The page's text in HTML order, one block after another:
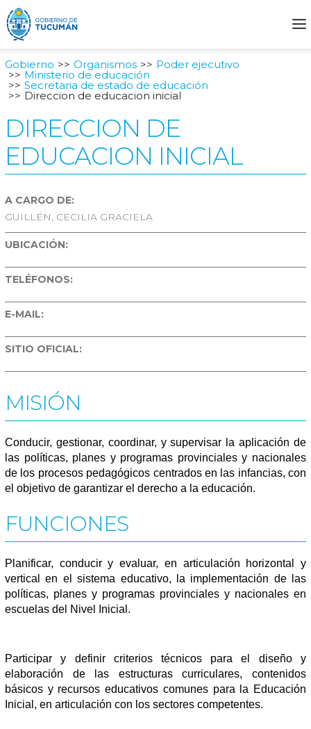
Gobierno Organismos Poder ejecutivo
Ministerio de educación
Secretaria de estado de educación
Direccion de educacion inicial
DIRECCION DE
EDUCACION INICIAL
A CARGO DE:
GUILLÉN, CECILIA GRACIELA
UBICACIÓN:
TELÉFONOS:
E-MAIL:
SITIO OFICIAL:
MISIÓN
Conducir, gestionar, coordinar, y supervisar la aplicación de
las políticas, planes y programas provinciales y nacionales
de los procesos pedagógicos centrados en las infancias, con
el objetivo de garantizar el derecho a la educación.
FUNCIONES
Planificar, conducir y evaluar, en articulación horizontal y
vertical en el sistema educativo, la implementación de las
políticas, planes y programas provinciales y nacionales en
escuelas del Nivel Inicial.
Participar y definir criterios técnicos para el diseño y
elaboración de las estructuras curriculares, contenidos
básicos y recursos educativos comunes para la Educación
Inicial, en articulación con los sectores competentes.